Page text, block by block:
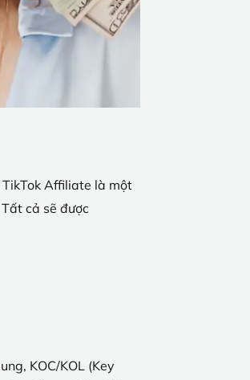
TikTok Affiliate là một
cả sẽ được
KOC/KOL (Key